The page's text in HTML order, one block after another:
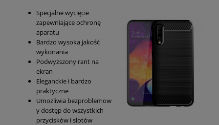
Specjalne wycięcie
zapewniające ochronę
aparatu
Bardzo wysoka jakość
wykonania
Podwyższony rant na
ekran
Eleganckie i bardzo
praktyczne
Umożliwia bezproblemow
y dostęp do wszystkich
przycisków i slotów